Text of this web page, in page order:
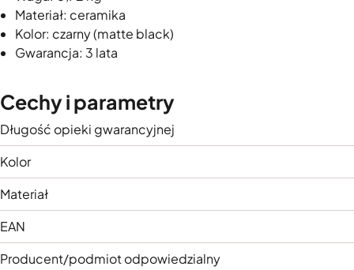
Materiał: ceramika
Kolor: czarny (matte black)
Gwarancja: 3 lata
Cechy i parametry
Długość opieki gwarancyjnej
Kolor
Materiał
EAN
Producent/podmiot odpowiedzialny